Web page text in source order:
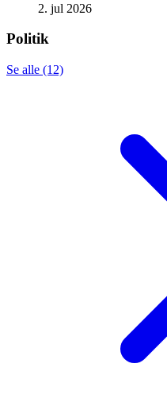
2. jul 2026
Politik
Se alle (12)